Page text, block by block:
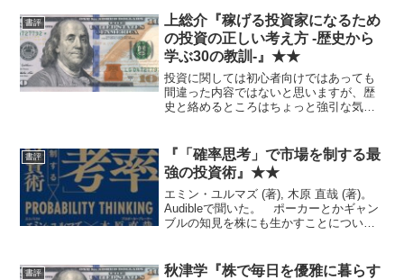
書評
上総介『稼げる投資家になるため
の投資の正しい考え方 -歴史から
学ぶ30の教訓-』★★
投資に関しては初心者向けではあっても
間違った内容ではないと思いますが、歴
史と絡めるところはちょっと強引な気が
味がなかったという人には新鮮で面白い
かもしれません。個人投資家...
書評
『「確率思考」で市場を制する最
強の投資術』★★
エミン・ユルマズ (著), 木原 直哉 (著)。
Audibleで聞いた。 ポーカーとかギャン
ブルの知見を株にも生かすことについて
書評
秋津学『株で毎日を優雅に暮らす